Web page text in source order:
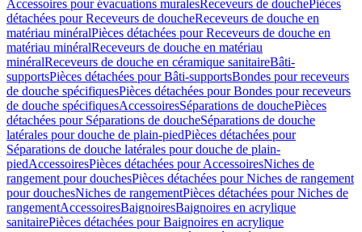
Accessoires pour évacuations muralesReceveurs de douchePièces
détachées pour Receveurs de doucheReceveurs de douche en
matériau minéralPièces détachées pour Receveurs de douche en
matériau minéralReceveurs de douche en matériau
minéralReceveurs de douche en céramique sanitaireBâti-
supportsPièces détachées pour Bâti-supportsBondes pour receveurs
de douche spécifiquesPièces détachées pour Bondes pour receveurs
de douche spécifiquesAccessoiresSéparations de douchePièces
détachées pour Séparations de doucheSéparations de douche
latérales pour douche de plain-piedPièces détachées pour
Séparations de douche latérales pour douche de plain-
piedAccessoiresPièces détachées pour AccessoiresNiches de
rangement pour douchesPièces détachées pour Niches de rangement
pour douchesNiches de rangementPièces détachées pour Niches de
rangementAccessoiresBaignoiresBaignoires en acrylique
sanitairePièces détachées pour Baignoires en acrylique